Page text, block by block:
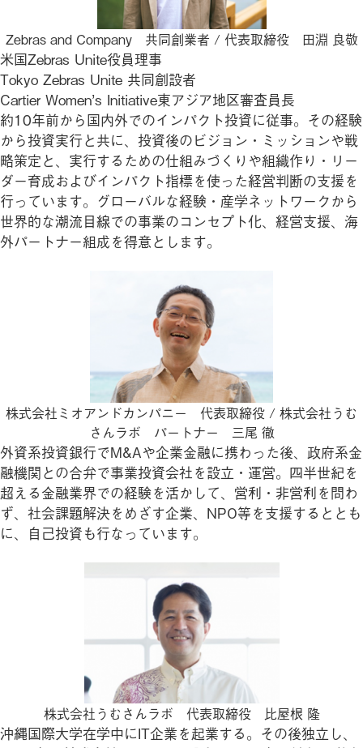
Zebras and Company 共同創業者 / 代表取締役 ⽥淵 良敬
米国Zebras Unite役員理事
Tokyo Zebras Unite 共同創設者
Cartier Women’s Initiative東アジア地区審査員長
約10年前から国内外でのインパクト投資に従事。その経験
から投資実行と共に、投資後のビジョン・ミッションや戦
略策定と、実行するための仕組みづくりや組織作り・リー
ダー育成およびインパクト指標を使った経営判断の支援を
行っています。グローバルな経験・産学ネットワークから
世界的な潮流目線での事業のコンセプト化、経営支援、海
外パートナー組成を得意とします。
株式会社ミオアンドカンパニー 代表取締役 / 株式会社うむ
さんラボ パートナー 三尾 徹
外資系投資銀行でM&Aや企業金融に携わった後、政府系金
融機関との合弁で事業投資会社を設立・運営。四半世紀を
超える金融業界での経験を活かして、営利・非営利を問わ
ず、社会課題解決をめざす企業、NPO等を支援するととも
に、自己投資も行なっています。
株式会社うむさんラボ 代表取締役 比屋根 隆
沖縄国際大学在学中にIT企業を起業する。その後独立し、